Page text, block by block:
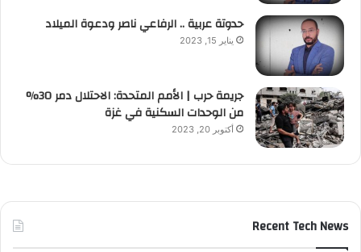
حدوتة عربية .. الرفاعي ناصر ودعوة الميلاد
يناير 15, 2023
جريمة حرب | الأمم المتحدة: الاحتلال دمر 30%
من الوحدات السكنية في غزة
أكتوبر 20, 2023
Recent Tech News